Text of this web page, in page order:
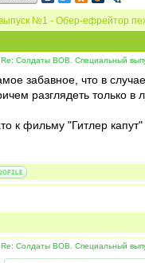
№1 - Обер-ефрейтор
Re: Солдаты ВОВ. Специальный
забавное, что в
разглядеть только в
к фильму "Гитлер
Re: Солдаты ВОВ. Специальный